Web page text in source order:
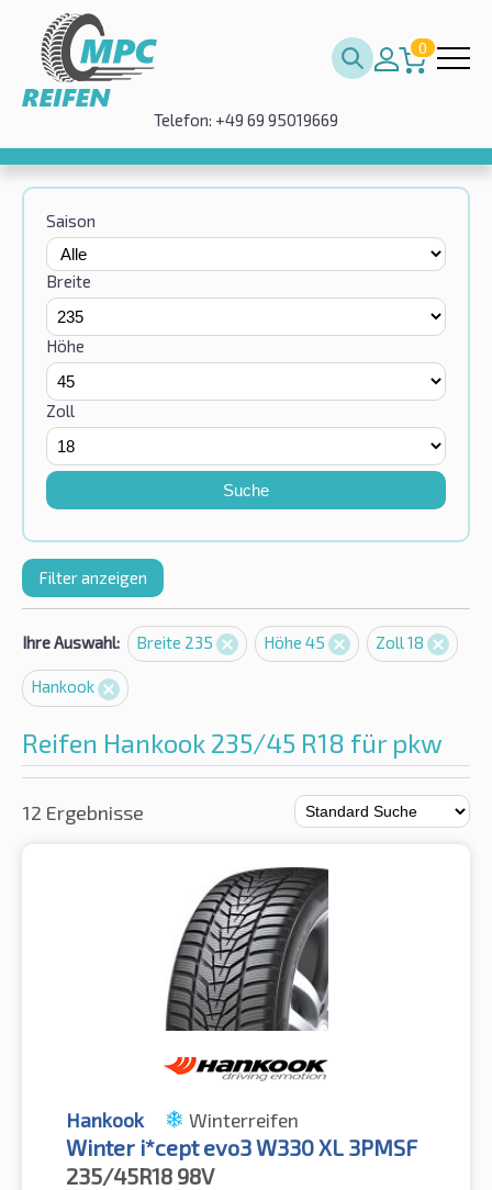
0
Telefon: +49 69 95019669
Saison
Breite
Höhe
Zoll
Suche
Filter anzeigen
Ihre Auswahl: Breite 235 Höhe 45 Zoll 18
Hankook
Reifen Hankook 235/45 R18 für pkw
12 Ergebnisse
Hankook Winterreifen
Winter i*cept evo3 W330 XL 3PMSF
235/45R18 98V